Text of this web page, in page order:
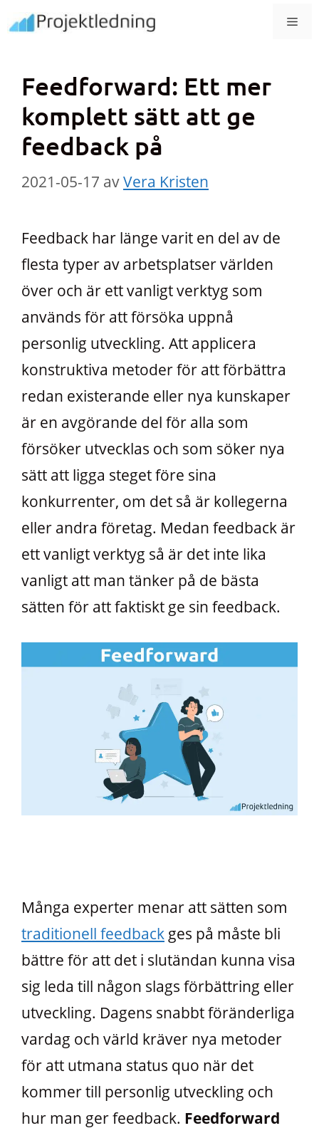
Hoppa
till
Feedforward: Ett mer
komplett sätt att ge
feedback på
2021-05-17 avVera Kristen
Feedback har länge varit en del av de
flesta typer av arbetsplatser världen
över och är ett vanligt verktyg som
används för att försöka uppnå
personlig utveckling. Att applicera
konstruktiva metoder för att förbättra
redan existerande eller nya kunskaper
är en avgörande del för alla som
försöker utvecklas och som söker nya
sätt att ligga steget före sina
konkurrenter, om det så är kollegerna
eller andra företag. Medan feedback är
ett vanligt verktyg så är det inte lika
vanligt att man tänker på de bästa
sätten för att faktiskt ge sin feedback.
Många experter menar att sätten som
traditionell feedback ges på måste bli
bättre för att det i slutändan kunna visa
sig leda till någon slags förbättring eller
utveckling. Dagens snabbt föränderliga
vardag och värld kräver nya metoder
för att utmana status quo när det
kommer till personlig utveckling och
hur man ger feedback. Feedforward